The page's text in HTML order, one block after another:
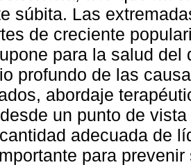
súbita. Las
de creciente
para la salud
profundo de las
abordaje
un punto de
adecuada de
para